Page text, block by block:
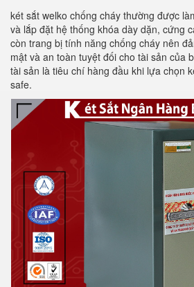
két sắt welko chống cháy thường được
và lắp đặt hệ thống khóa dày dặn, cứng
còn trang bị tính năng chống cháy nên
mật và an toàn tuyệt đối cho tài sản của
tài sản là tiêu chí hàng đầu khi lựa chọn
safe.